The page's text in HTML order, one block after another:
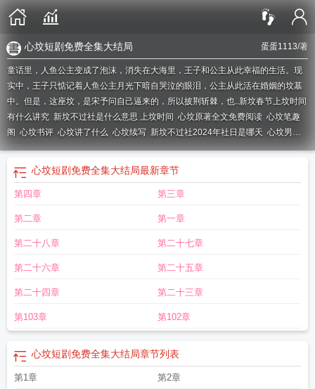
蛋蛋1113/著
心坟短剧免费全集大结局
童话里，人鱼公主变成了泡沫，消失在大海里，王子和公主从此幸福的生活。现
实中，王子只惦记着人鱼公主月光下暗自哭泣的眼泪，公主从此活在婚姻的坟墓
中。但是，这座坟，是宋予问自己逼来的，所以披荆斩棘，也..新坟春节上坟时间
有什么讲究 新坟不过社是什么意思 上坟时间 心坟原著全文免费阅读 心坟笔趣
阁 心坟书评 心坟讲了什么 心坟续写 新坟不过社2024年社日是哪天 心坟男主
第几章出轨心坟的番外心坟番外篇贺毅重生心坟txt百度新坟三年不立碑新坟
前三年有什么讲究
心坟晋江 新坟第一年过年上坟时间有要求吗?
么 心坟男主睡了很多女人吗
结心坟难填 心境开阔精神愉快的四字词语心坟短剧
113结局
心坟蛋蛋1113大结局
蛋1113全文结局
心坟主要讲的什么心坟女主女儿为什么死
坟歌曲心坟短剧合集 新坟开裂是有什么预兆心坟txt
坟贺毅心坟贺毅结局 心坟原著全集免费阅读全文立碑不出三代人怎么办
弹窗心坟TXT免费 心坟番外男主没死
难受是怎么回事心坟葬尽旧时春大结局心坟免费阅读新坟墓塌陷有什么征
兆心坟女主女儿死了第几章 新坟上坟时间有什么讲究
阅读心坟简介心坟讲什么新坟三年看后人的预兆心坟蛋蛋1113讲了什么心
坟短剧免费全集大结局
心坟葬尽旧时春霍朝尤诗结局
心坟短剧免费全集大结局最新章节
第四章 第三章
第二章 第一章
第二十八章 第二十七章
第二十六章 第二十五章
第二十四章 第二十三章
第103章 第102章
心坟短剧免费全集大结局章节列表
第1章 第2章